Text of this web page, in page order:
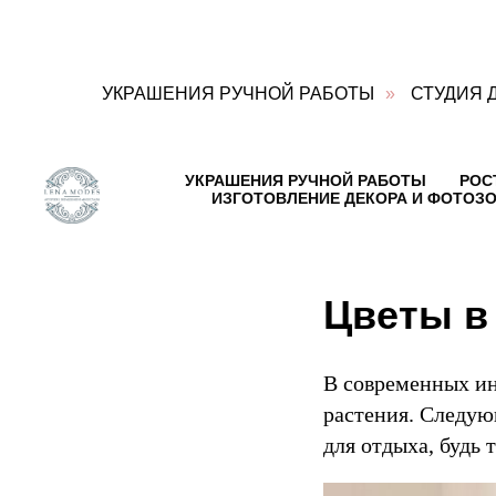
УКРАШЕНИЯ РУЧНОЙ РАБОТЫ
ИЗГОТОВЛЕНИЕ ДЕКОРА И
УКРАШЕНИЯ РУЧНОЙ РАБОТЫ » СТУДИЯ
декоре
Контакты:
Адрес:
Цветы в
В современных
растения.
для отдыха, будь